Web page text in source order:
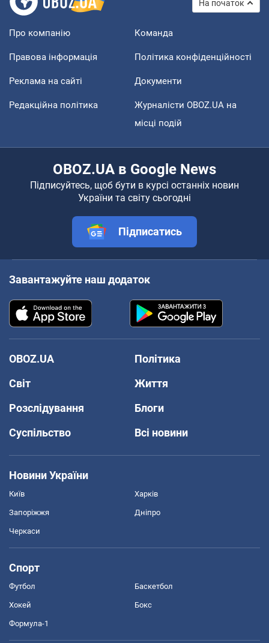
На початок
Про компанію Команда
Правова інформація Політика конфіденційності
Реклама на сайті Документи
Редакційна політика
Журналісти OBOZ.UA на
місці подій
OBOZ.UA в Google News
Підписуйтесь, щоб бути в курсі останніх новин
України та світу сьогодні
Підписатись
Завантажуйте наш додаток
OBOZ.UA
Політика
Світ
Життя
Розслідування
Блоги
Суспільство
Всі новини
Новини України
Київ Харків
Запоріжжя Дніпро
Черкаси
Спорт
Футбол Баскетбол
Хокей Бокс
Формула-1